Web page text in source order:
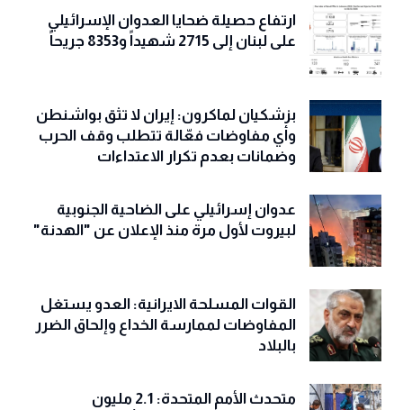
ارتفاع حصيلة ضحايا العدوان الإسرائيلي
على لبنان إلى 2715 شهيداً و8353 جريحاً
بزشكيان لماكرون: إيران لا تثق بواشنطن
وأي مفاوضات فعّالة تتطلب وقف الحرب
وضمانات بعدم تكرار الاعتداءات
عدوان إسرائيلي على الضاحية الجنوبية
لبيروت لأول مرة منذ الإعلان عن "الهدنة"
القوات المسلحة الايرانية: العدو يستغل
المفاوضات لممارسة الخداع وإلحاق الضرر
بالبلاد
متحدث الأمم المتحدة: 2.1 مليون